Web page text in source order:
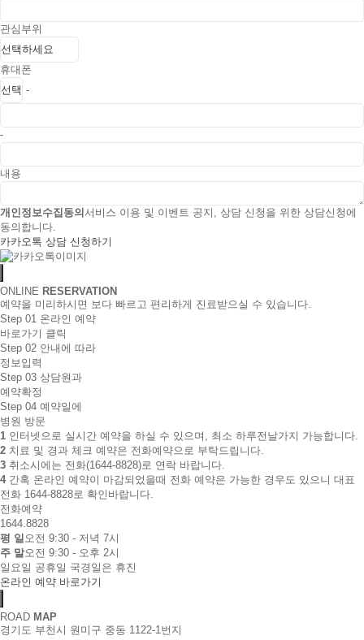
관심부위
휴대폰
-
-
내용
개인정보수집동의서비스 이용 및 이벤트 공지, 상담 신청을 위한 상담신청에
동의합니다.
카카오톡 상담 신청하기
ONLINE RESERVATION
예약을 미리하시면 보다 빠르고 편리하게 진료받으실 수 있습니다.
Step 01 온라인 예약
바로가기 클릭
Step 02 안내에 따라
정보입력
Step 03 상담원과
예약확정
Step 04 예약일에
병원 방문
1 인터넷으로 실시간 예약을 하실 수 있으며, 최소 하루전날가지 가능합니다.
2 치료 및 경과 체크 예약은 전화예약으로 부탁드립니다.
3 취소시에는 전화(1644-8828)로 연락 바랍니다.
4 간혹 온라인 예약이 마감되었을때 전화 예약은 가능한 경우도 있으니 대표
전화 1644-8828로 확인바랍니다.
전화예약
1644.8828
평 일 오전 9:30 - 저녁 7시
주 말오전 9:30 - 오후 2시
일요일 공휴일 국경일은 휴진
온라인 예약 바로가기
ROAD MAP
경기도 부천시 원미구 중동 1122-1번지